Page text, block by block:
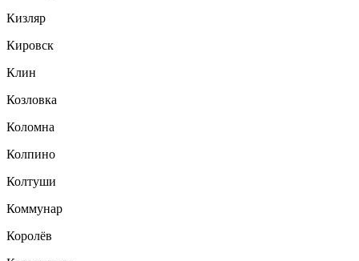
Кизляр
Кировск
Клин
Козловка
Коломна
Колпино
Колтуши
Коммунар
Королёв